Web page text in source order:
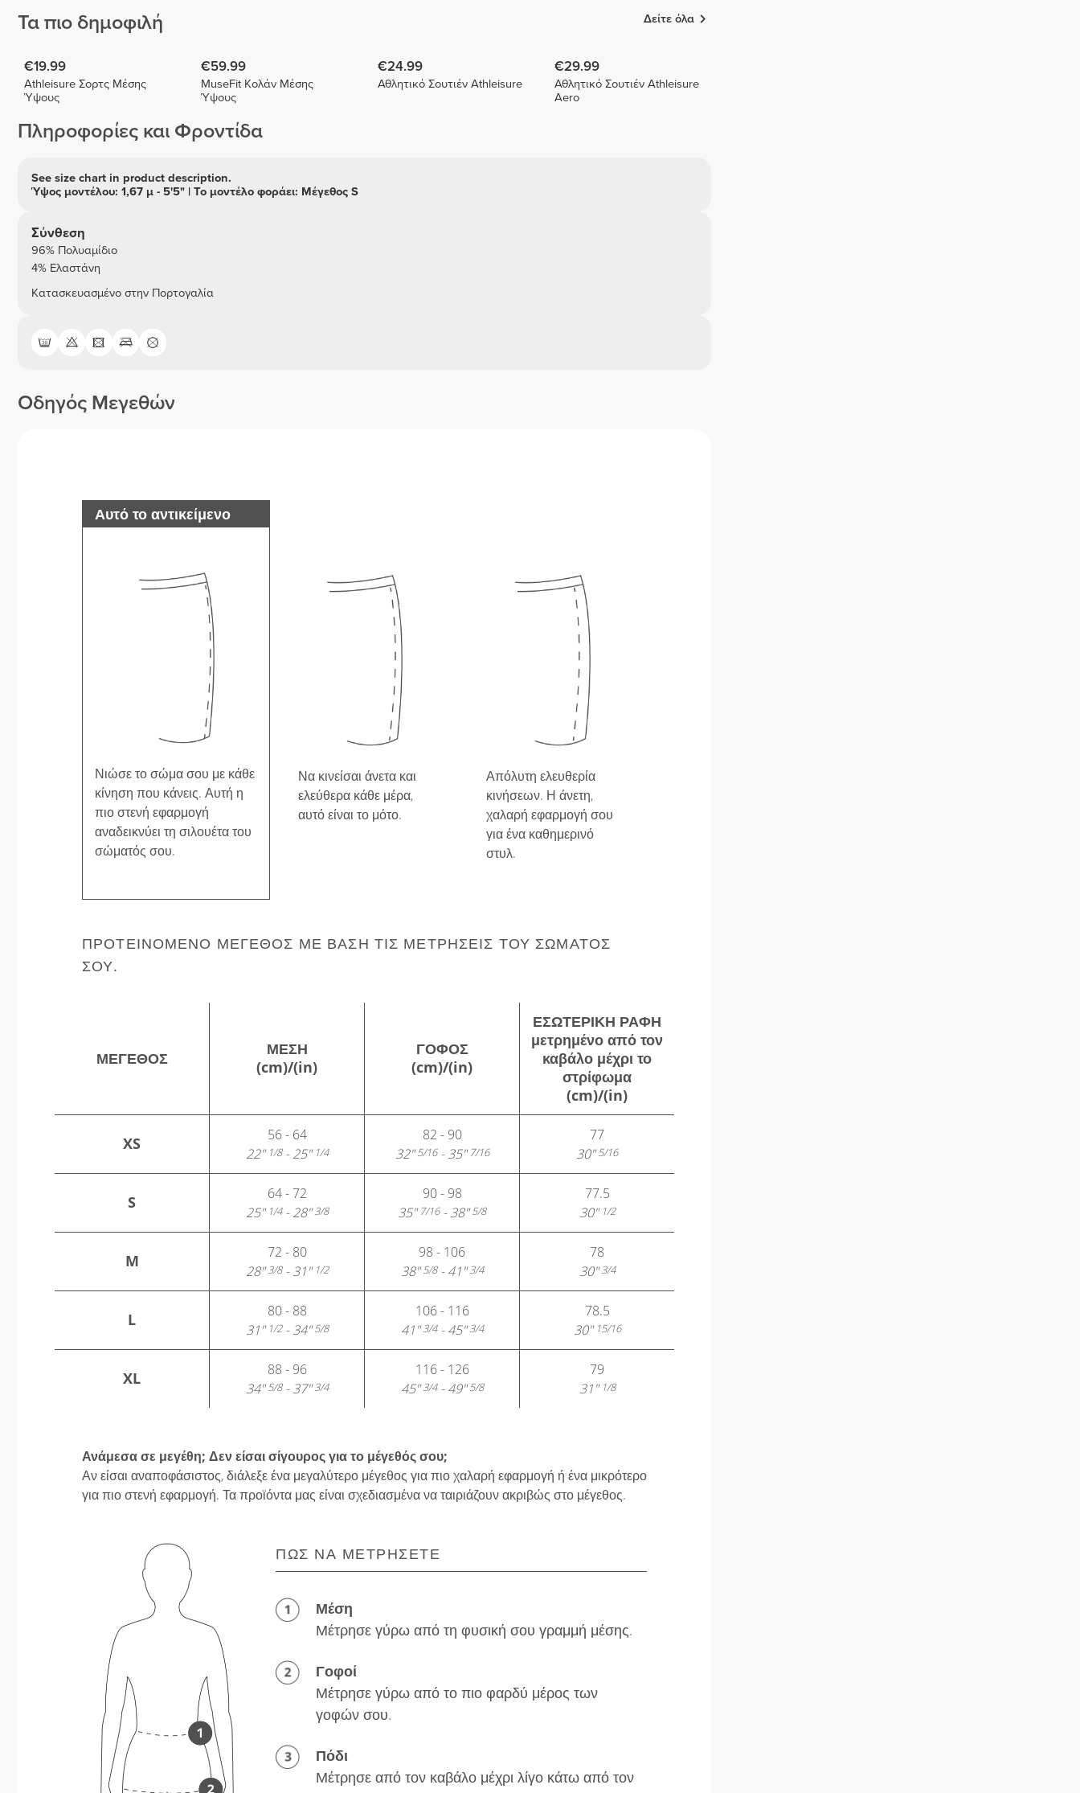
Τα πιο δημοφιλή Δείτε όλα
€19.99
Athleisure Σορτς Μέσης
Ύψους
€59.99
MuseFit Κολάν Μέσης
Ύψους
€24.99
Αθλητικό Σουτιέν Athleisure
€29.99
Αθλητικό Σουτιέν Athleisure
Aero
Πληροφορίες και Φροντίδα
See size chart in product description.
Ύψος μοντέλου: 1,67 μ - 5'5" | Το μοντέλο φοράει: Μέγεθος S
Σύνθεση
96% Πολυαμίδιο
4% Ελαστάνη
Κατασκευασμένο στην Πορτογαλία
Οδηγός Μεγεθών
Αυτό το αντικείμενο
Νιώσε το σώμα σου με κάθε
κίνηση που κάνεις. Αυτή η
πιο στενή εφαρμογή
αναδεικνύει τη σιλουέτα του
σώματός σου.
Να κινείσαι άνετα και
ελεύθερα κάθε μέρα,
αυτό είναι το μότο.
Απόλυτη ελευθερία
κινήσεων. Η άνετη,
χαλαρή εφαρμογή σου
για ένα καθημερινό
στυλ.
ΠΡΟΤΕΙΝΌΜΕΝΟ ΜΈΓΕΘΟΣ ΜΕ ΒΆΣΗ ΤΙΣ ΜΕΤΡΉΣΕΙΣ ΤΟΥ ΣΏΜΑΤΌΣ
ΣΟΥ.
ΜΈΓΕΘΟΣ
ΜΈΣΗ
(cm)/(in)
ΓΟΦΌΣ
(cm)/(in)
ΕΣΩΤΕΡΙΚΉ ΡΑΦΉ
μετρημένο από τον
καβάλο μέχρι το
στρίφωμα
(cm)/(in)
XS
56 - 64
22"1/8- 25"1/4
82 - 90
32"5/16- 35"7/16
77
30"5/16
S
64 - 72
25"1/4- 28"3/8
90 - 98
35"7/16- 38"5/8
77.5
30"1/2
M
72 - 80
28"3/8- 31"1/2
98 - 106
38"5/8- 41"3/4
78
30"3/4
L
80 - 88
31"1/2- 34"5/8
106 - 116
41"3/4- 45"3/4
78.5
30"15/16
XL
88 - 96
34"5/8- 37"3/4
116 - 126
45"3/4- 49"5/8
79
31"1/8
Ανάμεσα σε μεγέθη; Δεν είσαι σίγουρος για το μέγεθός σου;
Αν είσαι αναποφάσιστος, διάλεξε ένα μεγαλύτερο μέγεθος για πιο χαλαρή εφαρμογή ή ένα μικρότερο
για πιο στενή εφαρμογή. Τα προϊόντα μας είναι σχεδιασμένα να ταιριάζουν ακριβώς στο μέγεθος.
ΠΏΣ ΝΑ ΜΕΤΡΉΣΕΤΕ
Μέση
Μέτρησε γύρω από τη φυσική σου γραμμή μέσης.
Γοφοί
Μέτρησε γύρω από το πιο φαρδύ μέρος των
γοφών σου.
Πόδι
Μέτρησε από τον καβάλο μέχρι λίγο κάτω από τον